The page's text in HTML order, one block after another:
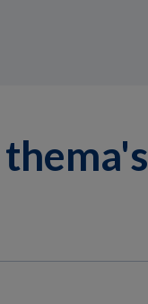
thema's